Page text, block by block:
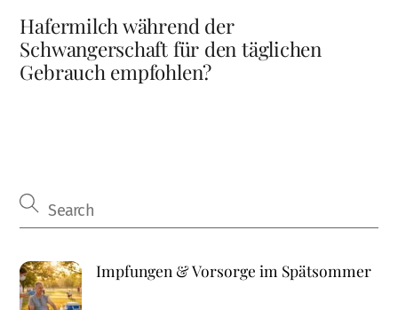
Hafermilch während der
Schwangerschaft für den täglichen
Gebrauch empfohlen?
Impfungen & Vorsorge im Spätsommer